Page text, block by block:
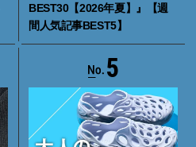
BEST30【2026年夏】』【週
間人気記事BEST5】
5